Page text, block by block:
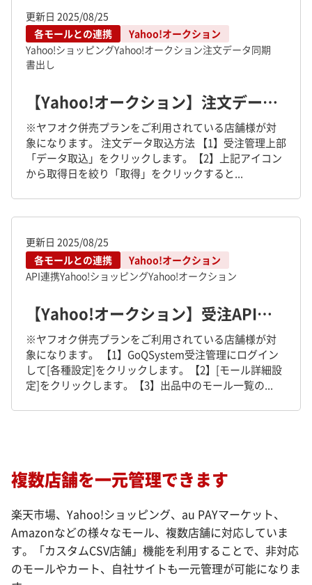
更新日 2025/08/25
各モールとの連携
Yahoo!オークション
Yahoo!ショッピングYahoo!オークション注文データ同期
書出し
【Yahoo!オークション】注文データ取込、注文データ同期方法
※ヤフオク併売プランをご利用されている店舗様が対
象になります。 注文データ取込方法 【1】受注管理上部
「データ取込」をクリックします。【2】上記アイコン
から取得日を絞り「取得」をクリックすると...
更新日 2025/08/25
各モールとの連携
Yahoo!オークション
API連携Yahoo!ショッピングYahoo!オークション
【Yahoo!オークション】受注APIご利用方法
※ヤフオク併売プランをご利用されている店舗様が対
象になります。 【1】GoQSystem受注管理にログイン
して[各種設定]をクリックします。【2】[モール詳細設
定]をクリックします。【3】出品中のモール一覧の...
複数店舗を一元管理できます
楽天市場、Yahoo!ショッピング、au PAYマーケット、
Amazonなどの様々なモール、複数店舗に対応していま
す。「カスタムCSV店舗」機能を利用することで、非対応
のモールやカート、自社サイトも一元管理が可能になりま